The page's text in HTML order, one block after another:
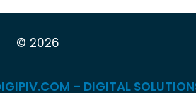
© 2026
– DIGITAL